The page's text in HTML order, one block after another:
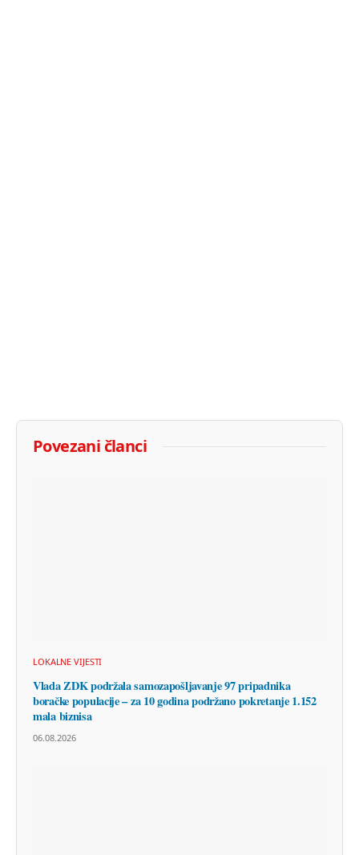
Povezani članci
LOKALNE VIJESTI
Vlada ZDK podržala samozapošljavanje 97 pripadnika
boračke populacije – za 10 godina podržano pokretanje 1.152
mala biznisa
06.08.2026